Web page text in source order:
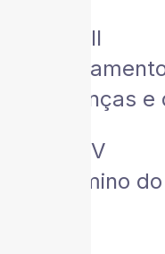
Seção III
Do
de Crianças
Seção IV
Do Término